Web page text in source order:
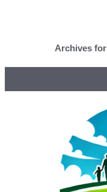
Archives